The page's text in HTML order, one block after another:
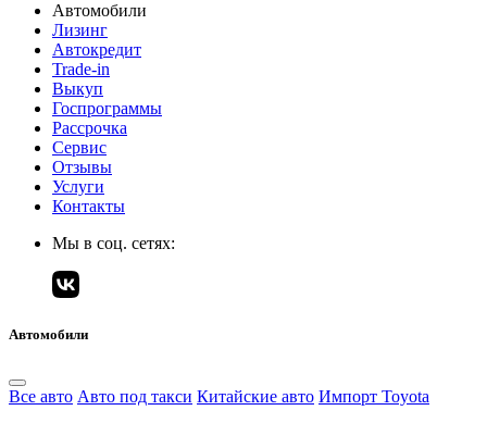
Автомобили
Лизинг
Автокредит
Trade-in
Выкуп
Госпрограммы
Рассрочка
Сервис
Отзывы
Услуги
Контакты
Мы в соц. сетях:
Автомобили
Все авто Авто под такси Китайские авто Импорт Toyota